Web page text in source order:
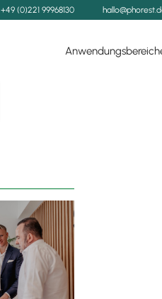
+49 (0)221 99968130